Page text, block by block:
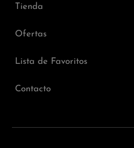
Tienda
Ofertas
Lista de Favoritos
Contacto